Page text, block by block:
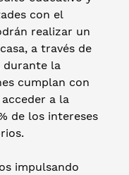
con el
realizar un
a través de
la
cumplan con
a la
de los intereses
impulsando